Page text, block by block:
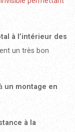
à l’intérieur des
un très bon
un montage en
à la